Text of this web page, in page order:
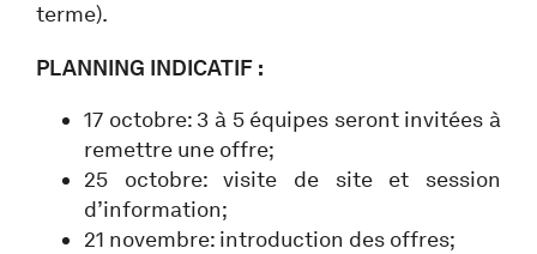
terme).
PLANNING INDICATIF :
17 octobre: 3 à 5 équipes seront invitées à
remettre une offre;
25 octobre: visite de site et session
d’information;
21 novembre: introduction des offres;